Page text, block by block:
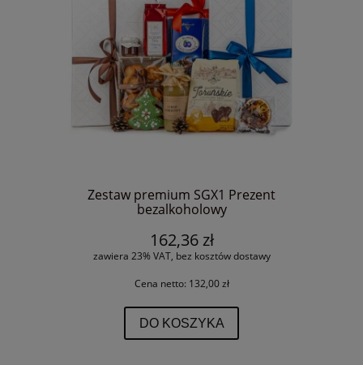
Zestaw premium SGX1 Prezent
bezalkoholowy
162,36 zł
zawiera 23% VAT, bez kosztów dostawy
Cena netto: 132,00 zł
DO KOSZYKA